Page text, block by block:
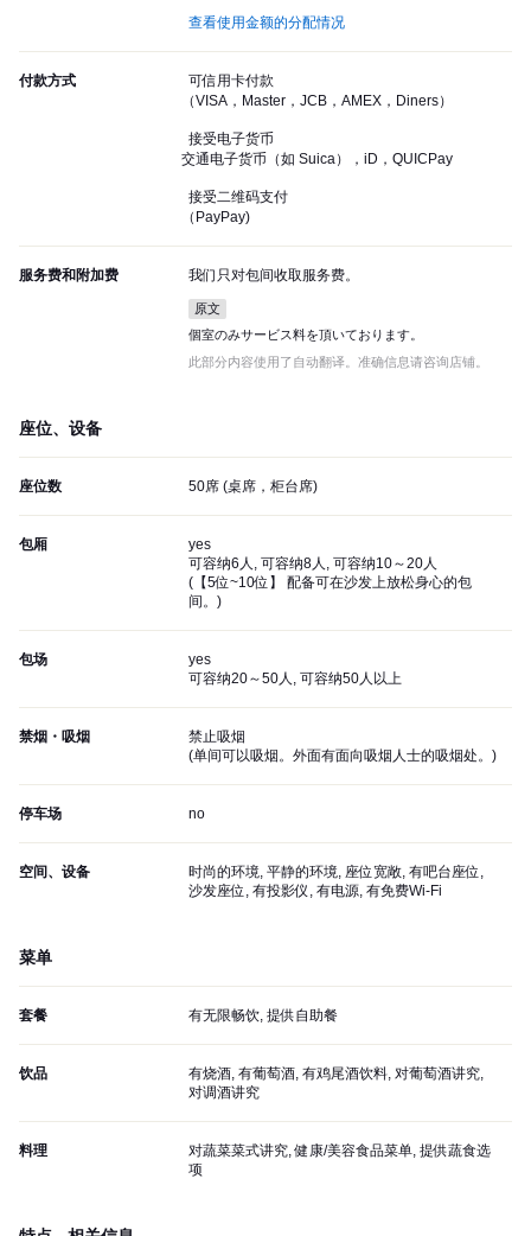
查看使用金额的分配情况
付款方式
可信用卡付款
（VISA，Master，JCB，AMEX，Diners）
接受电子货币
交通电子货币（如 Suica），iD，QUICPay
接受二维码支付
（PayPay)
服务费和附加费 我们只对包间收取服务费。
原文
個室のみサービス料を頂いております。
此部分内容使用了自动翻译。准确信息请咨询店铺。
座位、设备
座位数 50席 (桌席，柜台席)
包厢
yes
可容纳6人, 可容纳8人, 可容纳10～20人
( 【5位~10位】 配备可在沙发上放松身心的包
间。 )
包场
yes
可容纳20～50人, 可容纳50人以上
禁烟・吸烟
禁止吸烟
(单间可以吸烟。外面有面向吸烟人士的吸烟处。 )
停车场 no
空间、设备
时尚的环境, 平静的环境, 座位宽敞, 有吧台座位,
沙发座位, 有投影仪, 有电源, 有免费Wi-Fi
菜单
套餐 有无限畅饮, 提供自助餐
饮品
有烧酒, 有葡萄酒, 有鸡尾酒饮料, 对葡萄酒讲究,
对调酒讲究
料理
对蔬菜菜式讲究, 健康/美容食品菜单, 提供蔬食选
项